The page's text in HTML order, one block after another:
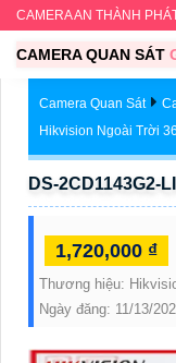
CAMERA AN THÀNH
CAMERA QUAN SÁT
Camera Quan Sát
Hikvision Ngoài Trời
DS-2CD1143G2-
1,720,000 ₫
Thương hiệu:
Ngày đăng: 11/13/